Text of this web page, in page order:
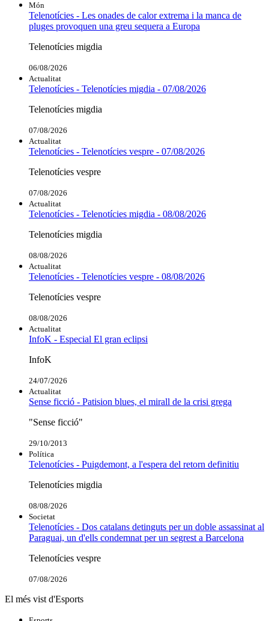
Món
Telenotícies - Les onades de calor extrema i la manca de
pluges provoquen una greu sequera a Europa
Telenotícies migdia
06/08/2026
Actualitat
Telenotícies - Telenotícies migdia - 07/08/2026
Telenotícies migdia
07/08/2026
Actualitat
Telenotícies - Telenotícies vespre - 07/08/2026
Telenotícies vespre
07/08/2026
Actualitat
Telenotícies - Telenotícies migdia - 08/08/2026
Telenotícies migdia
08/08/2026
Actualitat
Telenotícies - Telenotícies vespre - 08/08/2026
Telenotícies vespre
08/08/2026
Actualitat
InfoK - Especial El gran eclipsi
InfoK
24/07/2026
Actualitat
Sense ficció - Patision blues, el mirall de la crisi grega
"Sense ficció"
29/10/2013
Política
Telenotícies - Puigdemont, a l'espera del retorn definitiu
Telenotícies migdia
08/08/2026
Societat
Telenotícies - Dos catalans detinguts per un doble assassinat al
Paraguai, un d'ells condemnat per un segrest a Barcelona
Telenotícies vespre
07/08/2026
El més vist d'Esports